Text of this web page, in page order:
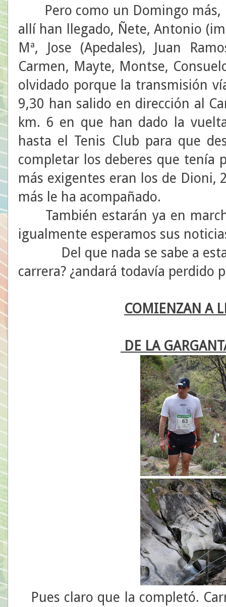
Pero como un Domingo más,
allí han llegado, Ñete, Antonio
Mª, Jose (Apedales), Juan
Carmen, Mayte, Montse,
olvidado porque la transmisión
9,30 han salido en dirección al
km. 6 en que han dado la
hasta el Tenis Club para que
completar los deberes que tenía
más exigentes eran los de Dioni,
más le ha acompañado.
También estarán ya en
igualmente esperamos sus
Del que nada se sabe a esta
carrera? ¿andará todavía perdido
COMIENZAN A
DE LA
Pues claro que la completó.